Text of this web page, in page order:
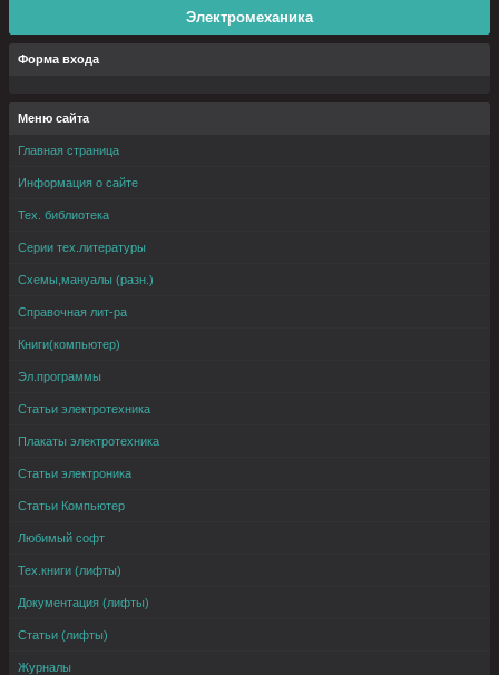
Электромеханика
Форма входа
Меню сайта
Главная страница
Информация о сайте
Тех. библиотека
Серии тех.литературы
Схемы,мануалы (разн.)
Справочная лит-ра
Книги(компьютер)
Эл.программы
Статьи электротехника
Плакаты электротехника
Статьи электроника
Статьи Компьютер
Любимый софт
Тех.книги (лифты)
Документация (лифты)
Статьи (лифты)
Журналы